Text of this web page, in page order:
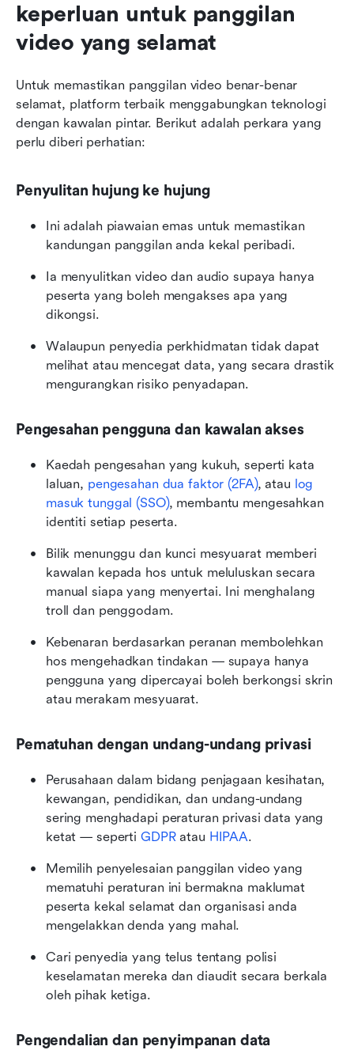
keperluan untuk panggilan
video yang selamat
Untuk memastikan panggilan video benar-benar
selamat, platform terbaik menggabungkan teknologi
dengan kawalan pintar. Berikut adalah perkara yang
perlu diberi perhatian:
Penyulitan hujung ke hujung
Ini adalah piawaian emas untuk memastikan
kandungan panggilan anda kekal peribadi.
Ia menyulitkan video dan audio supaya hanya
peserta yang boleh mengakses apa yang
dikongsi.
Walaupun penyedia perkhidmatan tidak dapat
melihat atau mencegat data, yang secara drastik
mengurangkan risiko penyadapan.
Pengesahan pengguna dan kawalan akses
Kaedah pengesahan yang kukuh, seperti kata
laluan, pengesahan dua faktor (2FA), atau log
masuk tunggal (SSO), membantu mengesahkan
identiti setiap peserta.
Bilik menunggu dan kunci mesyuarat memberi
kawalan kepada hos untuk meluluskan secara
manual siapa yang menyertai. Ini menghalang
troll dan penggodam.
Kebenaran berdasarkan peranan membolehkan
hos mengehadkan tindakan — supaya hanya
pengguna yang dipercayai boleh berkongsi skrin
atau merakam mesyuarat.
Pematuhan dengan undang-undang privasi
Perusahaan dalam bidang penjagaan kesihatan,
kewangan, pendidikan, dan undang-undang
sering menghadapi peraturan privasi data yang
ketat — seperti GDPR atau HIPAA.
Memilih penyelesaian panggilan video yang
mematuhi peraturan ini bermakna maklumat
peserta kekal selamat dan organisasi anda
mengelakkan denda yang mahal.
Cari penyedia yang telus tentang polisi
keselamatan mereka dan diaudit secara berkala
oleh pihak ketiga.
Pengendalian dan penyimpanan data